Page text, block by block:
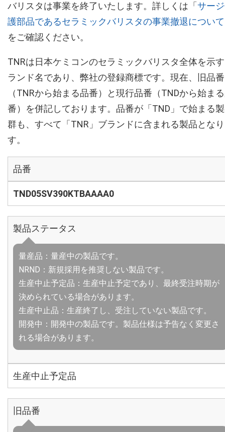
バリスタは事業を終了いたします。詳しくは「 サー
護部品であるセラミックバリスタの事業撤退について
をご確認ください。
TNRは日本ケミコンのセラミックバリスタ全体を示
ランド名であり、弊社の登録商標です。現在、旧品番
（TNRから始まる品番）と現行品番（TNDから始ま
番）を併記しております。品番が「TND」で始まる
群も、すべて「TNR」ブランドに含まれる製品とな
す。
品番
TND05SV390KTBAAAA0
製品ステータス
量産品：量産中の製品です。
NRND：新規採用を推奨しない製品です。
生産中止予定品：生産中止予定であり、最終受注時期が
決められている場合があります。
生産中止品：生産終了し、受注していない製品です。
開発中：開発中の製品です。製品仕様は予告なく変更さ
れる場合があります。
生産中止予定品
旧品番